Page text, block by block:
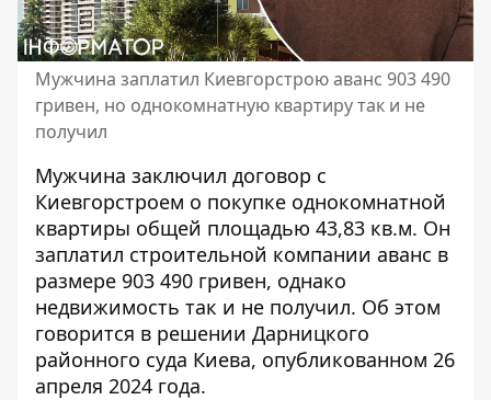
Мужчина заплатил Киевгорстрою аванс 903 490
гривен, но однокомнатную квартиру так и не
получил
Мужчина заключил договор с
Киевгорстроем о покупке однокомнатной
квартиры общей площадью 43,83 кв.м. Он
заплатил строительной компании аванс в
размере 903 490 гривен, однако
недвижимость так и не получил. Об этом
говорится в решении Дарницкого
районного суда Киева, опубликованном 26
апреля 2024 года.